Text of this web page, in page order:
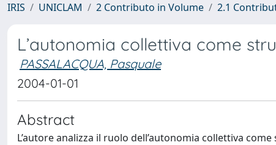
IRIS UNICLAM 2 Contributo in Volume 2.1
L’autonomia collettiva come
PASSALACQUA, Pasquale
2004-01-01
Abstract
L’autore analizza il ruolo dell’autonomia collettiva